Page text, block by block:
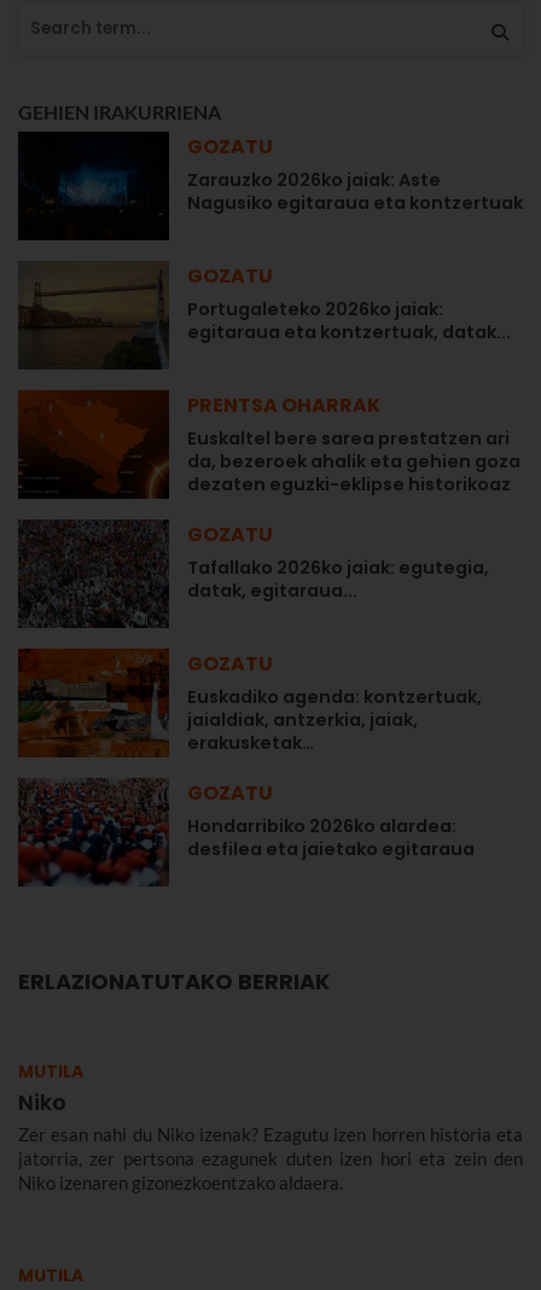
GEHIEN IRAKURRIENA
GOZATU
Zarauzko 2026ko jaiak: Aste
Nagusiko egitaraua eta kontzertuak
GOZATU
Portugaleteko 2026ko jaiak:
egitaraua eta kontzertuak, datak...
PRENTSA OHARRAK
Euskaltel bere sarea prestatzen ari
da, bezeroek ahalik eta gehien goza
dezaten eguzki-eklipse historikoaz
GOZATU
Tafallako 2026ko jaiak: egutegia,
datak, egitaraua...
GOZATU
Euskadiko agenda: kontzertuak,
jaialdiak, antzerkia, jaiak,
erakusketak…
GOZATU
Hondarribiko 2026ko alardea:
desfilea eta jaietako egitaraua
ERLAZIONATUTAKO BERRIAK
MUTILA
Niko
Zer esan nahi du Niko izenak? Ezagutu izen horren historia eta
jatorria, zer pertsona ezagunek duten izen hori eta zein den
Niko izenaren gizonezkoentzako aldaera.
MUTILA